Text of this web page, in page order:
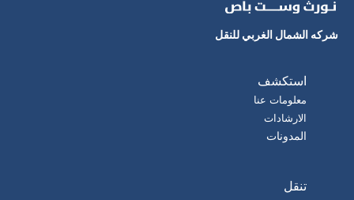
شركه الشمال الغربي للنقل
استكشف
معلومات عنا
الارشادات
المدونات
تنقل